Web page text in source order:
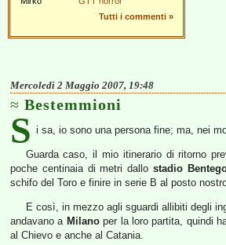
Tutti i commenti »
Mercoledì 2 Maggio 2007, 19:48
Bestemmioni
S i sa, io sono una persona fine; ma, nei
Guarda caso, il mio itinerario di ritorno
poche centinaia di metri dallo stadio
schifo del Toro e finire in serie B al posto
E così, in mezzo agli sguardi allibiti degli
andavano a Milanoper la loro partita, quindi
al Chievo e anche al Catania.